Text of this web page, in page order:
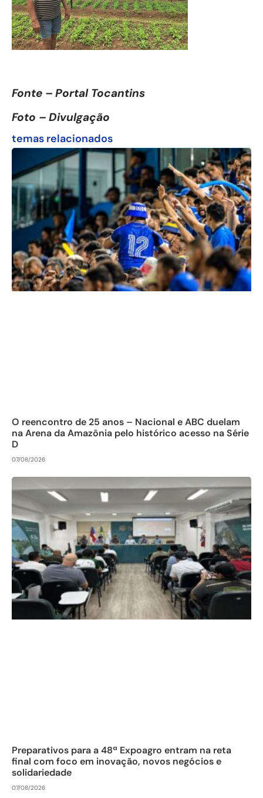
Fonte – Portal Tocantins
Foto – Divulgação
temas relacionados
O reencontro de 25 anos – Nacional e ABC duelam
na Arena da Amazônia pelo histórico acesso na Série
D
07/08/2026
Preparativos para a 48ª Expoagro entram na reta
final com foco em inovação, novos negócios e
solidariedade
07/08/2026